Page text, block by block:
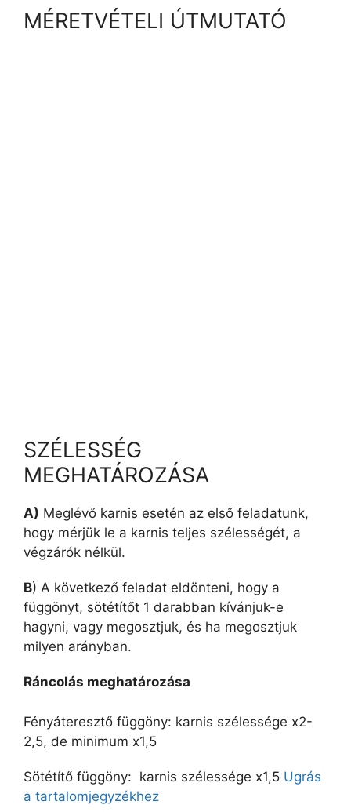
MÉRETVÉTELI ÚTMUTATÓ
SZÉLESSÉG
MEGHATÁROZÁSA
A) Meglévő karnis esetén az első feladatunk,
hogy mérjük le a karnis teljes szélességét, a
végzárók nélkül.
B) A következő feladat eldönteni, hogy a
függönyt, sötétítőt 1 darabban kívánjuk-e
hagyni, vagy megosztjuk, és ha megosztjuk
milyen arányban.
Ráncolás meghatározása
Fényáteresztő függöny: karnis szélessége x2-
2,5, de minimum x1,5
Sötétítő függöny: karnis szélessége x1,5 Ugrás
a tartalomjegyzékhez